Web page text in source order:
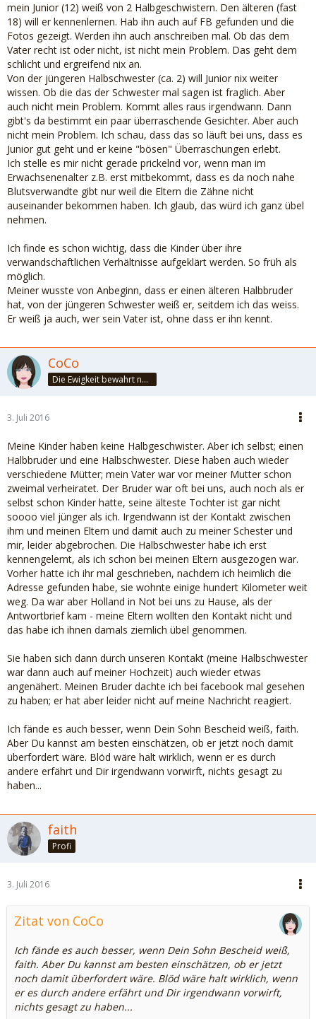
mein Junior (12) weiß von 2 Halbgeschwistern. Den älteren (fast
18) will er kennenlernen. Hab ihn auch auf FB gefunden und die
Fotos gezeigt. Werden ihn auch anschreiben mal. Ob das dem
Vater recht ist oder nicht, ist nicht mein Problem. Das geht dem
schlicht und ergreifend nix an.
Von der jüngeren Halbschwester (ca. 2) will Junior nix weiter
wissen. Ob die das der Schwester mal sagen ist fraglich. Aber
auch nicht mein Problem. Kommt alles raus irgendwann. Dann
gibt's da bestimmt ein paar überraschende Gesichter. Aber auch
nicht mein Problem. Ich schau, dass das so läuft bei uns, dass es
Junior gut geht und er keine "bösen" Überraschungen erlebt.
Ich stelle es mir nicht gerade prickelnd vor, wenn man im
Erwachsenenalter z.B. erst mitbekommt, dass es da noch nahe
Blutsverwandte gibt nur weil die Eltern die Zähne nicht
auseinander bekommen haben. Ich glaub, das würd ich ganz übel
nehmen.
Ich finde es schon wichtig, dass die Kinder über ihre
verwandschaftlichen Verhältnisse aufgeklärt werden. So früh als
möglich.
Meiner wusste von Anbeginn, dass er einen älteren Halbbruder
hat, von der jüngeren Schwester weiß er, seitdem ich das weiss.
Er weiß ja auch, wer sein Vater ist, ohne dass er ihn kennt.
CoCo
Die Ewigkeit bewahrt nur die Liebe, weil sie von gleicher Natur ist. ~Khalil Gibran~
3. Juli 2016
Meine Kinder haben keine Halbgeschwister. Aber ich selbst; einen
Halbbruder und eine Halbschwester. Diese haben auch wieder
verschiedene Mütter; mein Vater war vor meiner Mutter schon
zweimal verheiratet. Der Bruder war oft bei uns, auch noch als er
selbst schon Kinder hatte, seine älteste Tochter ist gar nicht
soooo viel jünger als ich. Irgendwann ist der Kontakt zwischen
ihm und meinen Eltern und damit auch zu meiner Schester und
mir, leider abgebrochen. Die Halbschwester habe ich erst
kennengelernt, als ich schon bei meinen Eltern ausgezogen war.
Vorher hatte ich ihr mal geschrieben, nachdem ich heimlich die
Adresse gefunden habe, sie wohnte einige hundert Kilometer weit
weg. Da war aber Holland in Not bei uns zu Hause, als der
Antwortbrief kam - meine Eltern wollten den Kontakt nicht und
das habe ich ihnen damals ziemlich übel genommen.
Sie haben sich dann durch unseren Kontakt (meine Halbschwester
war dann auch auf meiner Hochzeit) auch wieder etwas
angenähert. Meinen Bruder dachte ich bei facebook mal gesehen
zu haben; er hat aber leider nicht auf meine Nachricht reagiert.
Ich fände es auch besser, wenn Dein Sohn Bescheid weiß, faith.
Aber Du kannst am besten einschätzen, ob er jetzt noch damit
überfordert wäre. Blöd wäre halt wirklich, wenn er es durch
andere erfährt und Dir irgendwann vorwirft, nichts gesagt zu
haben...
faith
Profi
3. Juli 2016
Zitat von CoCo
Ich fände es auch besser, wenn Dein Sohn Bescheid weiß,
faith. Aber Du kannst am besten einschätzen, ob er jetzt
noch damit überfordert wäre. Blöd wäre halt wirklich, wenn
er es durch andere erfährt und Dir irgendwann vorwirft,
nichts gesagt zu haben...